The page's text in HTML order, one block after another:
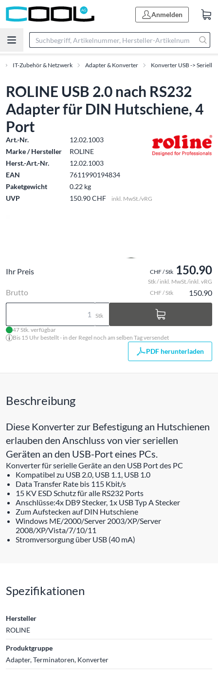
Anmelden
IT-Zubehör & Netzwerk Adapter & Konverter Konverter USB -> Seriell
ROLINE USB 2.0 nach RS232
Adapter für DIN Hutschiene, 4
Port
Art.-Nr.
12.02.1003
Marke / Hersteller
ROLINE
Herst.-Art.-Nr.
12.02.1003
EAN
7611990194834
Paketgewicht
0.22 kg
UVP
150.90 CHF inkl. MwSt./vRG
Ihr Preis CHF / Stk 150.90
Stk / inkl. MwSt./inkl. vRG
Brutto CHF / Stk 150.90
Stk
47 Stk. verfügbar
Bis 15 Uhr bestellt - in der Regel noch am selben Tag versendet
PDF herunterladen
Beschreibung
Diese Konverter zur Befestigung an Hutschienen
erlauben den Anschluss von vier seriellen
Geräten an den USB-Port eines PCs.
Konverter für serielle Geräte an den USB Port des PC
Kompatibel zu USB 2.0, USB 1.1, USB 1.0
Data Transfer Rate bis 115 Kbit/s
15 KV ESD Schutz für alle RS232 Ports
Anschlüsse:4x DB9 Stecker, 1x USB Typ A Stecker
Zum Aufstecken auf DIN Hutschiene
Windows ME/2000/Server 2003/XP/Server
2008/XP/Vista/7/10/11
Stromversorgung über USB (40 mA)
Spezifikationen
Hersteller
ROLINE
Produktgruppe
Adapter, Terminatoren, Konverter